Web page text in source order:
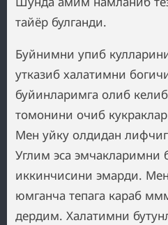
тайёр булганди.
Буйнимни упиб
утказиб халатимни
буйинларимга олиб
томонини очиб
Мен уйку олдидан
Углим эса эмчакларимни
иккинчисини эмарди.
юмганча тепага караб
дердим. Халатимни